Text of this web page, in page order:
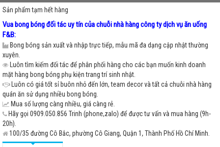
Sản phẩm tạm hết hàng
Vua bong bóng đối tác uy tín của chuỗi nhà hàng công ty dịch vụ ăn uống
F&B:
Bong bóng sản xuất và nhập trực tiếp, mẫu mã đa dạng cập nhật thường
xuyên.
Luôn tìm kiếm đối tác để phân phối hàng cho các bạn muốn kinh doanh
mặt hàng bong bóng phụ kiện trang trí sinh nhật.
Luôn có giá tốt sỉ buôn nhỏ đến lớn, team decor và tất cả chuỗi nhà hàng
quán ăn sử dụng nhiều bong bóng.
Mua số lượng càng nhiều, giá càng rẻ.
Hãy gọi 0909.050.856 Trinh (phone,zalo) để được tư vấn và mua hàng (9h-
20h).
100/35 đường Cô Bắc, phường Cô Giang, Quận 1, Thành Phố Hồ Chí Minh.